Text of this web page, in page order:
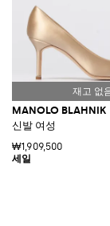
MANOLO BLAHNIK
신발 여성
₩1,909,500